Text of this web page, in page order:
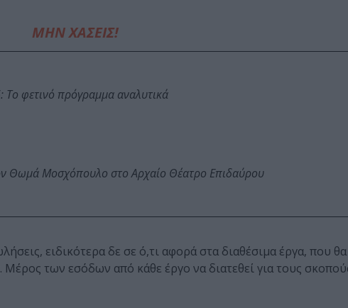
ΜΗΝ ΧΑΣΕΙΣ!
Το φετινό πρόγραμμα αναλυτικά
Θωμά Μοσχόπουλο στο Αρχαίο Θέατρο Επιδαύρου
ειδικότερα δε σε ό,τι αφορά στα διαθέσιμα έργα, που θα
Μέρος των εσόδων από κάθε έργο να διατεθεί για τους